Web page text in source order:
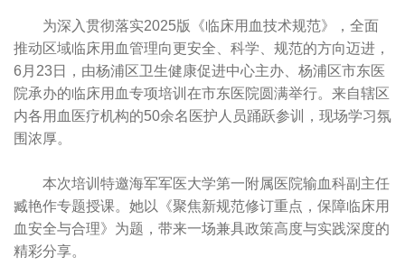
为深入贯彻落实2025版《临床用血技术规范》，全面
推动区域临床用血管理向更安全、科学、规范的方向迈进，
6月23日，由杨浦区卫生健康促进中心主办、杨浦区市东医
院承办的临床用血专项培训在市东医院圆满举行。来自辖区
内各用血医疗机构的50余名医护人员踊跃参训，现场学习氛
围浓厚。
本次培训特邀海军军医大学第一附属医院输血科副主任
臧艳作专题授课。她以《聚焦新规范修订重点，保障临床用
血安全与合理》为题，带来一场兼具政策高度与实践深度的
精彩分享。